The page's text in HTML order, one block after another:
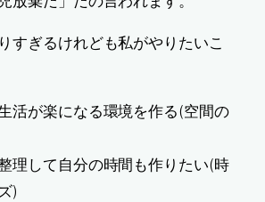
すぎるけれども私がやりたいこ
活が楽になる環境を作る(空間の
理して自分の時間も作りたい(時
)